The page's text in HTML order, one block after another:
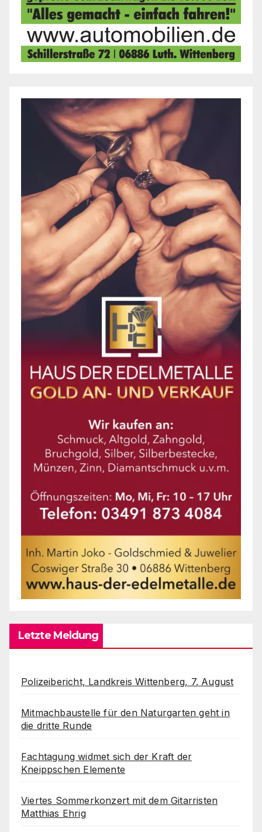
Letzte Meldung
Polizeibericht, Landkreis Wittenberg, 7. August
Mitmachbaustelle für den Naturgarten geht in
die dritte Runde
Fachtagung widmet sich der Kraft der
Kneippschen Elemente
Viertes Sommerkonzert mit dem Gitarristen
Matthias Ehrig